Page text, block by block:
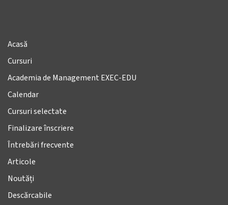
Acasă
Cursuri
Academia de Management EXEC-EDU
Calendar
Cursuri selectate
Finalizare înscriere
Întrebări frecvente
Articole
Noutăți
Descărcabile